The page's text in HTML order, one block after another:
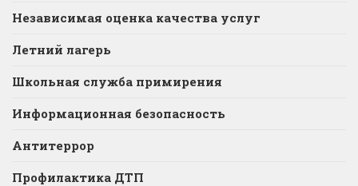
Независимая оценка качества услуг
Летний лагерь
Школьная служба примирения
Информационная безопасность
Антитеррор
Профилактика ДТП